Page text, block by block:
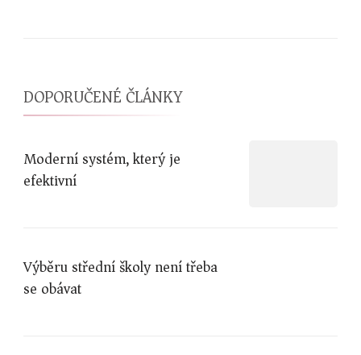
DOPORUČENÉ ČLÁNKY
Moderní systém, který je
efektivní
Výběru střední školy není třeba
se obávat